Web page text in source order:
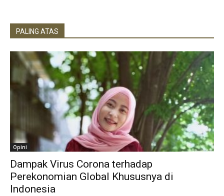
PALING ATAS
Opini
Dampak Virus Corona terhadap
Perekonomian Global Khususnya di
Indonesia